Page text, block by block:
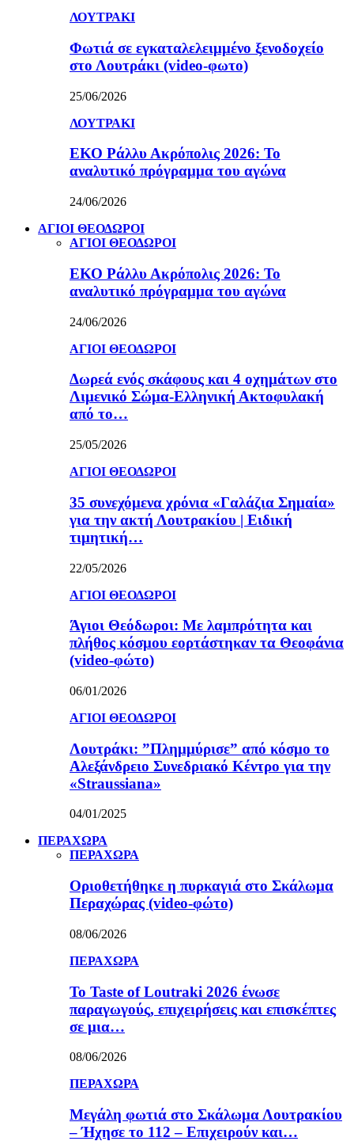
ΛΟΥΤΡΑΚΙ
Φωτιά σε εγκαταλελειμμένο ξενοδοχείο
στο Λουτράκι (video-φωτο)
25/06/2026
ΛΟΥΤΡΑΚΙ
ΕΚΟ Ράλλυ Ακρόπολις 2026: Το
αναλυτικό πρόγραμμα του αγώνα
24/06/2026
ΑΓΙΟΙ ΘΕΟΔΩΡΟΙ
ΑΓΙΟΙ ΘΕΟΔΩΡΟΙ
ΕΚΟ Ράλλυ Ακρόπολις 2026: Το
αναλυτικό πρόγραμμα του αγώνα
24/06/2026
ΑΓΙΟΙ ΘΕΟΔΩΡΟΙ
Δωρεά ενός σκάφους και 4 οχημάτων στο
Λιμενικό Σώμα-Ελληνική Ακτοφυλακή
από το…
25/05/2026
ΑΓΙΟΙ ΘΕΟΔΩΡΟΙ
35 συνεχόμενα χρόνια «Γαλάζια Σημαία»
για την ακτή Λουτρακίου | Ειδική
τιμητική…
22/05/2026
ΑΓΙΟΙ ΘΕΟΔΩΡΟΙ
Άγιοι Θεόδωροι: Με λαμπρότητα και
πλήθος κόσμου εορτάστηκαν τα Θεοφάνια
(video-φώτο)
06/01/2026
ΑΓΙΟΙ ΘΕΟΔΩΡΟΙ
Λουτράκι: ”Πλημμύρισε” από κόσμο το
Αλεξάνδρειο Συνεδριακό Κέντρο για την
«Straussiana»
04/01/2025
ΠΕΡΑΧΩΡΑ
ΠΕΡΑΧΩΡΑ
Οριοθετήθηκε η πυρκαγιά στο Σκάλωμα
Περαχώρας (video-φώτο)
08/06/2026
ΠΕΡΑΧΩΡΑ
Το Taste of Loutraki 2026 ένωσε
παραγωγούς, επιχειρήσεις και επισκέπτες
σε μια…
08/06/2026
ΠΕΡΑΧΩΡΑ
Μεγάλη φωτιά στο Σκάλωμα Λουτρακίου
– Ήχησε το 112 – Επιχειρούν και…